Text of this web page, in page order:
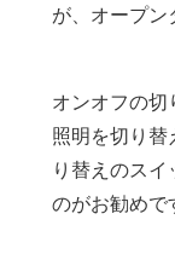
が、オープン
オンオフの切
照明を切り替
り替えのス
のがお勧めで